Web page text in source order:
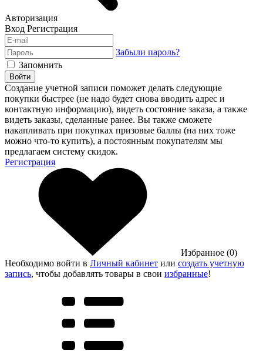
Авторизация
Вход Регистрация
Забыли пароль?
Запомнить
Войти
Создание учетной записи поможет делать следующие
покупки быстрее (не надо будет снова вводить адрес и
контактную информацию), видеть состояние заказа, а также
видеть заказы, сделанные ранее. Вы также сможете
накапливать при покупках призовые баллы (на них тоже
можно что-то купить), а постоянным покупателям мы
предлагаем систему скидок.
Регистрация
Избранное (0)
Необходимо войти в Личный кабинет или создать учетную
запись, чтобы добавлять товары в свои избранные!